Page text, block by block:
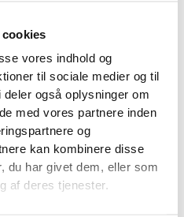
vores indhold og
til sociale medier og til
også oplysninger om
med vores partnere inden
og
kan kombinere disse
du har givet dem, eller som
af deres tjenester.
fordi potentielle
seriøs Google Business
er konkret. Ikke
formuleringer. Derfor
tydelig og målbar.
fejl, mangler og hurtige